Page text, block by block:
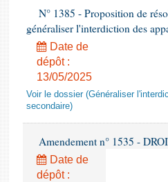
N° 1385 - Proposition de
généraliser l'interdiction des
Date de
dépôt :
13/05/2025
Voir le dossier (Généraliser
secondaire)
Amendement n° 1535 -
Date de
dépôt :